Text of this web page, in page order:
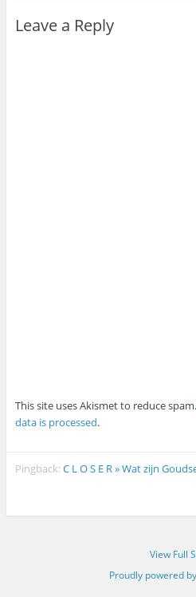
Leave a Reply
This site uses Akismet to reduce spam.
data is processed.
Pingback:C L O S E R » Wat zijn
View Full
Proudly powered